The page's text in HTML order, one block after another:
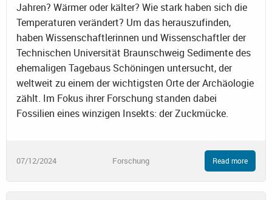
Jahren? Wärmer oder kälter? Wie stark haben sich die
Temperaturen verändert? Um das herauszufinden,
haben Wissenschaftlerinnen und Wissenschaftler der
Technischen Universität Braunschweig Sedimente des
ehemaligen Tagebaus Schöningen untersucht, der
weltweit zu einem der wichtigsten Orte der Archäologie
zählt. Im Fokus ihrer Forschung standen dabei
Fossilien eines winzigen Insekts: der Zuckmücke.
07/12/2024 Forschung Read more